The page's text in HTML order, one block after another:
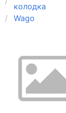
колодка
Wago